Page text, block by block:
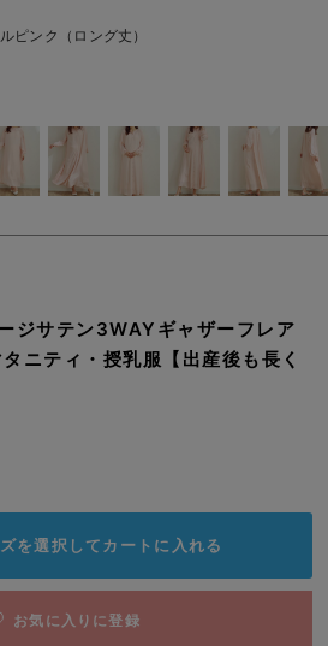
セレモニー
イテム
ピンク（ロング丈）
ジサテン3WAYギャザーフレア
ニティ・授乳服【出産後も長く
を選択して カートに入れる
お気に入りに登録